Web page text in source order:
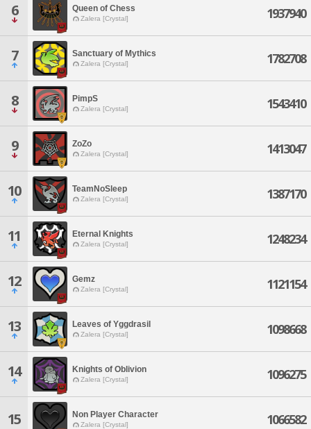
6 Queen of Chess
Zalera [Crystal] 1937940
7 Sanctuary of Mythics
Zalera [Crystal] 1782708
8 PimpS
Zalera [Crystal] 1543410
9 ZoZo
Zalera [Crystal] 1413047
10 TeamNoSleep
Zalera [Crystal] 1387170
11 Eternal Knights
Zalera [Crystal] 1248234
12 Gemz
Zalera [Crystal] 1121154
13 Leaves of Yggdrasil
Zalera [Crystal] 1098668
14 Knights of Oblivion
Zalera [Crystal] 1096275
15 Non Player Character
Zalera [Crystal] 1066582